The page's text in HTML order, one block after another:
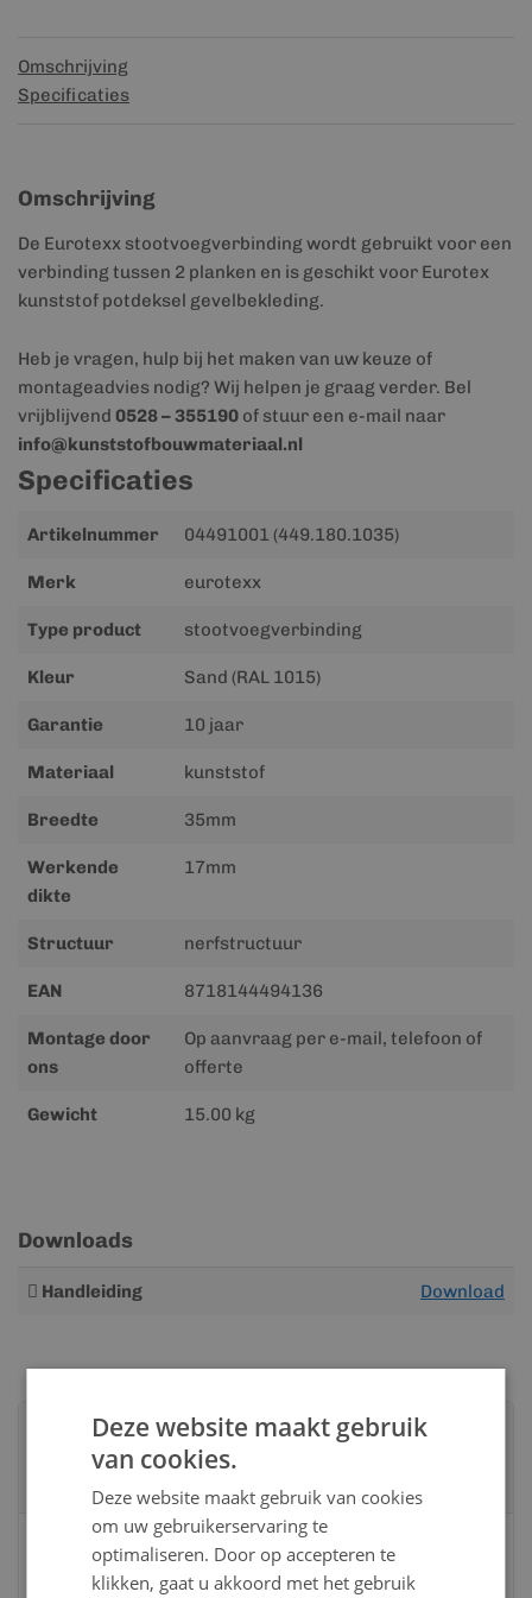
Omschrijving
Specificaties
Omschrijving
De Eurotexx stootvoegverbinding wordt gebruikt voor een
verbinding tussen 2 planken en is geschikt voor Eurotex
kunststof potdeksel gevelbekleding.
Heb je vragen, hulp bij het maken van uw keuze of
montageadvies nodig? Wij helpen je graag verder. Bel
vrijblijvend 0528 – 355190 of stuur een e-mail naar
info@kunststofbouwmateriaal.nl
Specificaties
Meer
Artikelnummer 04491001 (449.180.1035)
Merk eurotexx
Type product stootvoegverbinding
Kleur Sand (RAL 1015)
Garantie 10 jaar
Materiaal kunststof
Breedte 35mm
Werkende
dikte
17mm
Structuur nerfstructuur
EAN 8718144494136
Montage door
ons
Op aanvraag per e-mail, telefoon of
offerte
Gewicht 15.00 kg
Downloads
Meer
Handleiding Download
Advies nodig?
Neem contact op met een van onze
Vandaag bereikbaar
van 08:00 tot 17:00 uur
Deze website maakt gebruik
van cookies.
Deze website maakt gebruik van cookies
om uw gebruikerservaring te
optimaliseren. Door op accepteren te
klikken, gaat u akkoord met het gebruik